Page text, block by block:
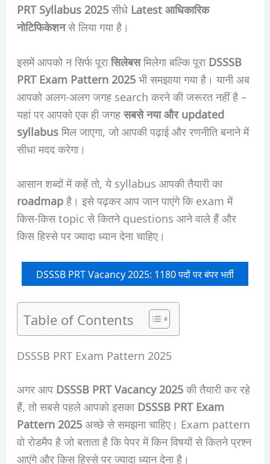
PRT Syllabus 2025सीधे Latest आधिकारिक
नोटिफिकेशनसे लिया गया है।
इसमें आपको न सिर्फ पूरासिलेबसमिलेगा बल्कि पूराDSSSB
PRT Exam Pattern 2025भी समझाया गया है। यानी अब
आपको अलग-अलग जगह search करने की जरूरत नहीं है –
यहां पर आपको एक ही जगहसबसे नया और updated
syllabusमिल जाएगा, जो आपकी पढ़ाई और रणनीति बनाने में
सीधा मदद करेगा।
आसान शब्दों में कहें तो, ये syllabus आपकी तैयारी का
roadmapहै। इसे पढ़कर आप जान पाएंगे कि exam में
किस-किस topic से कितने questions आने वाले हैं और
किस हिस्से पर ज्यादा ध्यान देना चाहिए।
DSSSB PRT Vacancy 2025: 1180 पदों पर बंपर भर्ती
Table of Contents
DSSSB PRT Exam Pattern 2025
अगर आप DSSSB PRT Vacancy 2025की तैयारी कर रहे
हैं, तो सबसे पहले आपको इसकाDSSSB PRT Exam
Pattern 2025अच्छे से समझना चाहिए। Exam pattern
वो रोडमैप है जो बताता है कि पेपर में किन विषयों से कितने प्रश्न
आएंगे और किस हिस्से पर ज्यादा ध्यान देना है।